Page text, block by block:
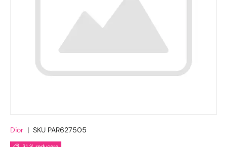
Dior | SKU PAR627505